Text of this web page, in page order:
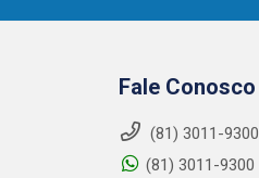
Fale Conosco
(81) 3011-9300
(81) 3011-9300